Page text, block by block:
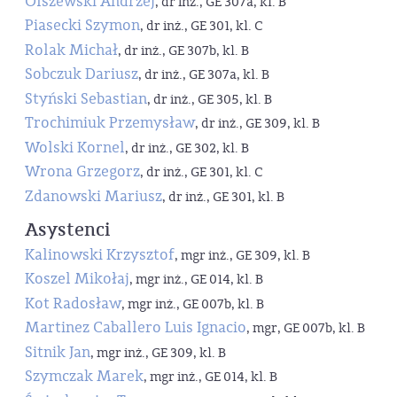
Piasecki Szymon, dr inż., GE 301, kl. C
Rolak Michał, dr inż., GE 307b, kl. B
Sobczuk Dariusz, dr inż., GE 307a, kl. B
Styński Sebastian, dr inż., GE 305, kl. B
Trochimiuk Przemysław, dr inż., GE 309, kl. B
Wolski Kornel, dr inż., GE 302, kl. B
Wrona Grzegorz, dr inż., GE 301, kl. C
Zdanowski Mariusz, dr inż., GE 301, kl. B
Asystenci
Kalinowski Krzysztof, mgr inż., GE 309, kl. B
Koszel Mikołaj, mgr inż., GE 014, kl. B
Kot Radosław, mgr inż., GE 007b, kl. B
Martinez Caballero Luis Ignacio, mgr, GE 007b, kl. B
Sitnik Jan, mgr inż., GE 309, kl. B
Szymczak Marek, mgr inż., GE 014, kl. B